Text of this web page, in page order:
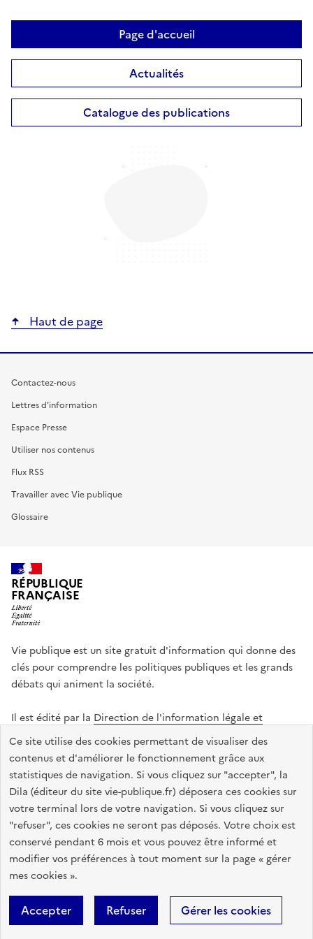
Ce site utilise des cookies permettant de visualiser des
contenus et d'améliorer le fonctionnement grâce aux
statistiques de navigation. Si vous cliquez sur "accepter", la
Dila (éditeur du site vie-publique.fr) déposera ces cookies sur
votre terminal lors de votre navigation. Si vous cliquez sur
"refuser", ces cookies ne seront pas déposés. Votre choix est
conservé pendant 6 mois et vous pouvez être informé et
modifier vos préférences à tout moment sur la page « gérer
mes cookies ».
Accepter Refuser Gérer les cookies
Page d'accueil
Actualités
Catalogue des publications
Haut de page
Contactez-nous
Lettres d'information
Espace Presse
Utiliser nos contenus
Flux RSS
Travailler avec Vie publique
Glossaire
RÉPUBLIQUE
FRANÇAISE
Vie publique est un site gratuit d'information qui donne des
clés pour comprendre les politiques publiques et les grands
débats qui animent la société.
Il est édité par la Direction de l'information légale et
administrative
legifrance.gouv.fr info.gouv.fr
data.gouv.fr
service-public.gouv.fr
Accessibilité : totalement conforme
Données personnelles
Sauf mention contraire, tous les textes de ce site sont sous